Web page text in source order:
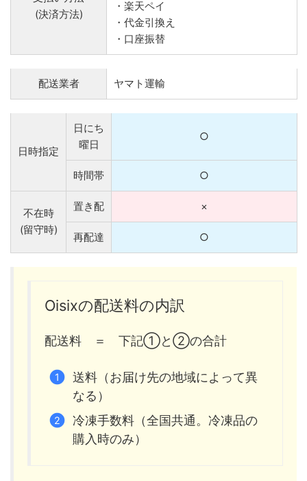
(決済方法)
・楽天ペイ
・代金引換え
・口座振替
配送業者 ヤマト運輸
日時指定
日にち
曜日
○
時間帯 ○
不在時
(留守時)
置き配 ×
再配達 ○
Oisixの配送料の内訳
配送料 ＝ 下記①と②の合計
送料（お届け先の地域によって異
なる）
冷凍手数料（全国共通。冷凍品の
購入時のみ）